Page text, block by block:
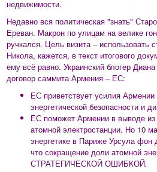
недвижимости.
Недавно вся политическая "знать"
Ереван. Макрон по улицам на велике
ручкался. Цель визита – использовать
Никола, кажется, в текст итогового
ему всё равно. Украинский блогер
договор саммита Армения – ЕС:
ЕС приветствует усилия
энергетической безопасности и
ЕС поможет Армении в выводе из
атомной электростанции. Но 10
энергетике в Париже Урсула фон
что сокращение доли атомной
СТРАТЕГИЧЕСКОЙ ОШИБКОЙ.